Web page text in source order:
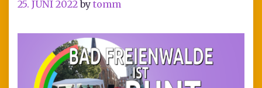
25. JUNI 2022 bytomm